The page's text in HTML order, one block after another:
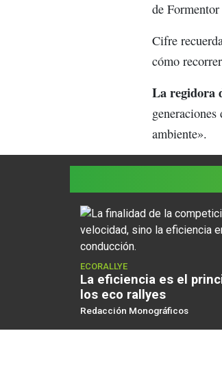
de
Cifre
cómo
La regidora
ambiente».
ECORALLYE
La eficiencia es el
los eco rallyes
Redacción Monográficos